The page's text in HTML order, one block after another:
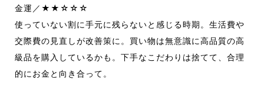
金運／★★☆☆☆
使っていない割に手元に残らないと感じる時期。生活費や
交際費の見直しが改善策に。買い物は無意識に高品質の高
級品を購入しているかも。下手なこだわりは捨てて、合理
的にお金と向き合って。